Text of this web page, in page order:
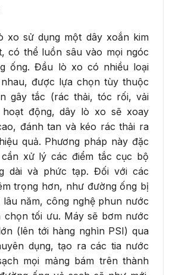
xo sử dụng một dây xoắn kim
có thể luồn sâu vào mọi ngóc
ống. Đầu lò xo có nhiều loại
được lựa chọn tùy thuộc
gây tắc (rác thải, tóc rối, vải
động, dây lò xo sẽ xoay
đánh tan và kéo rác thải ra
quả. Phương pháp này đặc
xử lý các điểm tắc cục bộ
dài và phức tạp. Đối với các
trọng hơn, như đường ống bị
lâu năm, công nghệ phun nước
chọn tối ưu. Máy sẽ bơm nước
(lên tới hàng nghìn PSI) qua
dụng, tạo ra các tia nước
mọi mảng bám trên thành